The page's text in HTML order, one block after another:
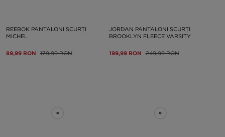
REEBOK PANTALONI SCURȚI
MICHEL
89,99 RON 179,99 RON
JORDAN PANTALONI SCURȚI
BROOKLYN FLEECE VARSITY
199,99 RON 249,99 RON